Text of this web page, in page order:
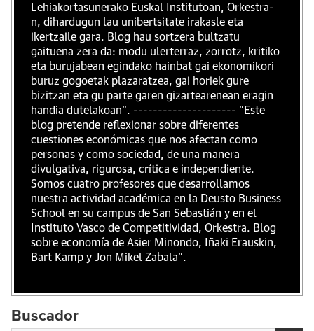
Lehiakortasunerako Euskal Institutoan, Orkestra-
n, dihardugun lau unibertsitate irakasle eta
ikertzaile gara. Blog hau sortzera bultzatu
gaituena zera da: modu ulerterraz, zorrotz, kritiko
eta burujabean egindako hainbat gai ekonomikori
buruz gogoetak plazaratzea, gai horiek gure
bizitzan eta gu parte garen gizartearenean eragin
handia dutelakoan". --------------------- "Este
blog pretende reflexionar sobre diferentes
cuestiones económicas que nos afectan como
personas y como sociedad, de una manera
divulgativa, rigurosa, crítica e independiente.
Somos cuatro profesores que desarrollamos
nuestra actividad académica en la Deusto Business
School en su campus de San Sebastián y en el
Instituto Vasco de Competitividad, Orkestra. Blog
sobre economía de Asier Minondo, Iñaki Erauskin,
Bart Kamp y Jon Mikel Zabala".
Buscador